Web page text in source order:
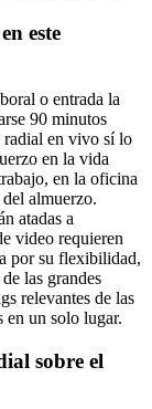
este
o entrada la
90 minutos
radial en vivo sí lo
en la vida
en la oficina
almuerzo.
atadas a
video requieren
por su flexibilidad,
las grandes
relevantes de las
en un solo lugar.
sobre el